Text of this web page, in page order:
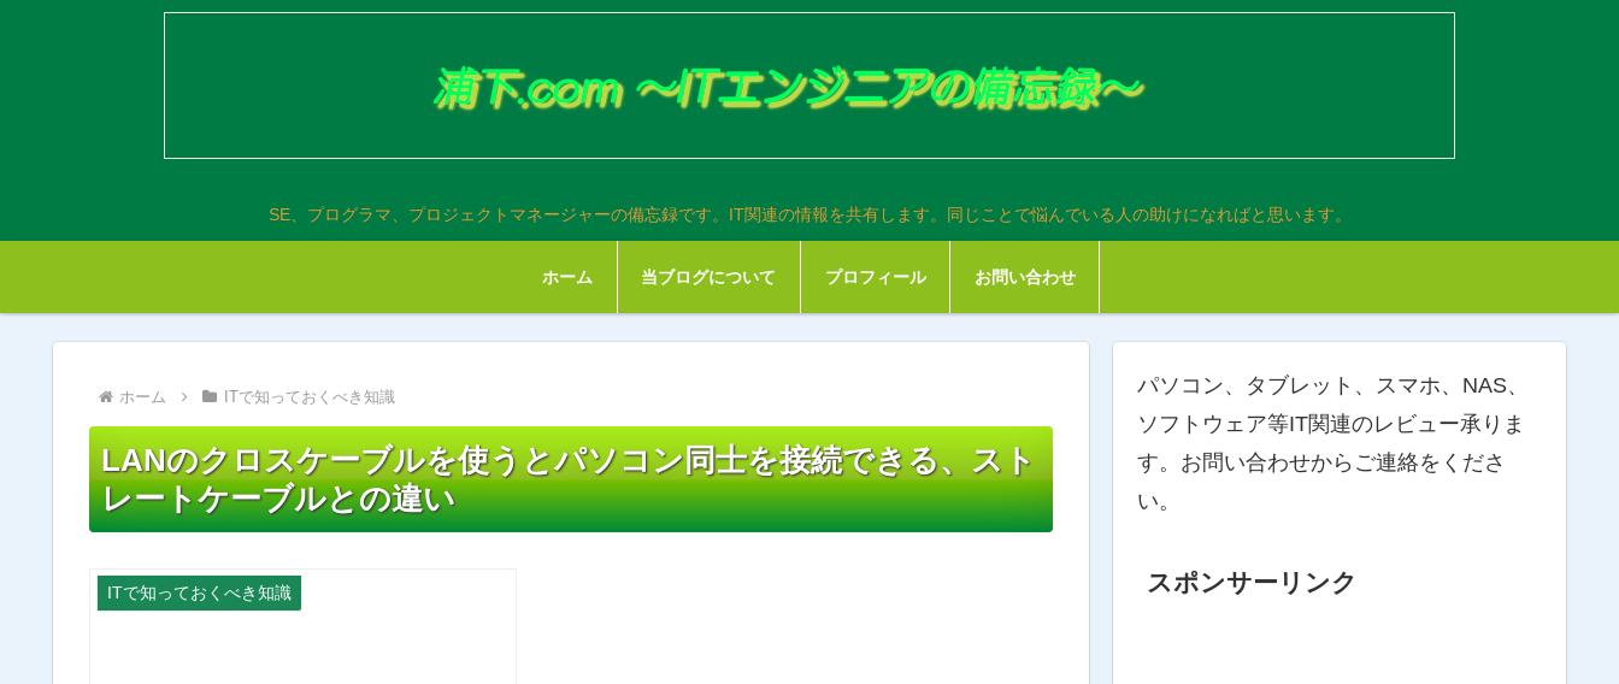
SE、プログラマ、プロジェクトマネージャーの備忘録です。IT関連の情報を共有します。同じことで悩んでいる人の助けになればと思います。
ホーム 当ブログについて プロフィール お問い合わせ
ホーム ITで知っておくべき知識
LANのクロスケーブルを使うとパソコン同士を接続できる、スト
レートケーブルとの違い
ITで知っておくべき知識
パソコン、タブレット、スマホ、NAS、
ソフトウェア等IT関連のレビュー承りま
す。お問い合わせからご連絡をくださ
い。
スポンサーリンク